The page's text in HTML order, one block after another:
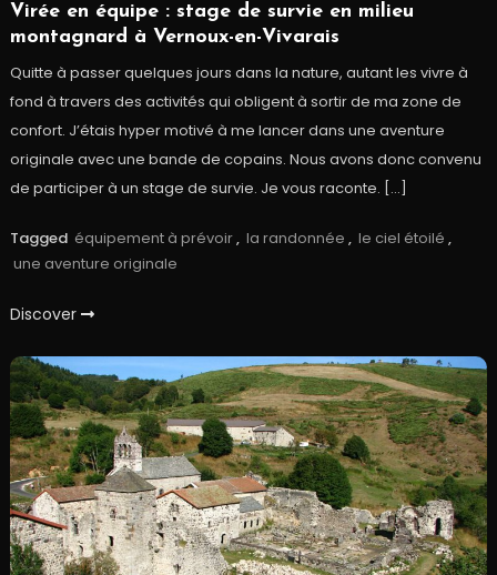
Virée en équipe : stage de survie en milieu
montagnard à Vernoux-en-Vivarais
Quitte à passer quelques jours dans la nature, autant les vivre à
fond à travers des activités qui obligent à sortir de ma zone de
confort. J’étais hyper motivé à me lancer dans une aventure
originale avec une bande de copains. Nous avons donc convenu
de participer à un stage de survie. Je vous raconte. […]
Tagged équipement à prévoir, la randonnée , le ciel étoilé ,
une aventure originale
Discover